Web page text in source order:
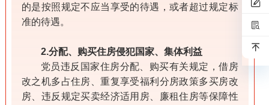
的是按照规定不应当享受的待遇，或者超过规定标
准的待遇。
2.分配、购买住房侵犯国家、集体利益
党员违反国家住房分配、购买有关规定，借房
改之机多占住房、重复享受福利分房政策多买房改
房、违反规定买卖经济适用房、廉租住房等保障性